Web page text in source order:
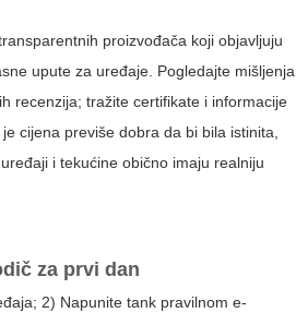
proizvođača koji objavljuju
upute za uređaje. Pogledajte mišljenja
recenzija; tražite certifikate i informacije
cijena previše dobra da bi bila istinita,
i tekućine obično imaju realniju
za prvi dan
2) Napunite tank pravilnom e-